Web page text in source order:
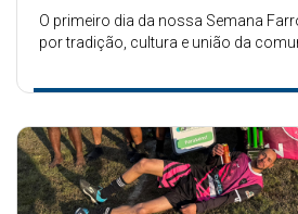
O primeiro dia da nossa Semana
por tradição, cultura e união da